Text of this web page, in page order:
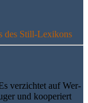
ver­zich­tet auf Wer­
und koope­riert